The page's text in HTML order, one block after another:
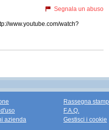
Segnala un abuso
www.youtube.com/watch?
azienda
Rassegna
F.A.Q.
Gestisci i cookie